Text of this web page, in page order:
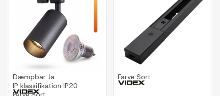
Dæmpbar Ja
IP klassifikation IP20
Farve Sort